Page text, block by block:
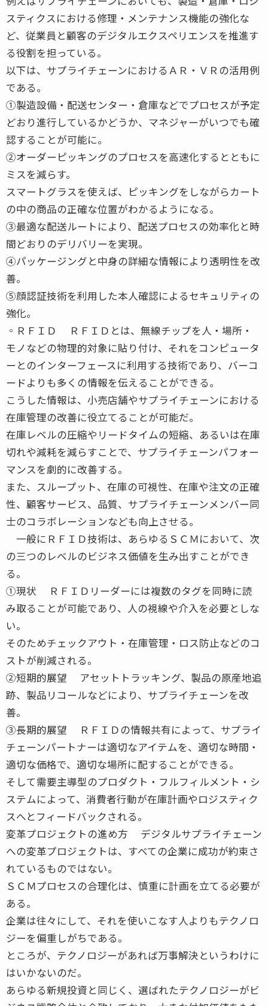
スティクスにおける修理・メンテナンス機能の強化な
ど、従業員と顧客のデジタルエクスペリエンスを推進す
る役割を担っている。
以下は、サプライチェーンにおけるＡＲ・ＶＲの活用例
である。
①製造設備・配送センター・倉庫などでプロセスが予定
どおり進行しているかどうか、マネジャーがいつでも確
認することが可能に。
②オーダーピッキングのプロセスを高速化するとともに
ミスを減らす。
スマートグラスを使えば、ピッキングをしながらカート
の中の商品の正確な位置がわかるようになる。
③最適な配送ルートにより、配送プロセスの効率化と時
間どおりのデリバリーを実現。
④パッケージングと中身の詳細な情報により透明性を改
善。
⑤顔認証技術を利用した本人確認によるセキュリティの
強化。
◦ＲＦＩＤ ＲＦＩＤとは、無線チップを人・場所・
モノなどの物理的対象に貼り付け、それをコンピュータ
ーとのインターフェースに利用する技術であり、バーコ
ードよりも多くの情報を伝えることができる。
こうした情報は、小売店舗やサプライチェーンにおける
在庫管理の改善に役立てることが可能だ。
在庫レベルの圧縮やリードタイムの短縮、あるいは在庫
切れや減耗を減らすことで、サプライチェーンパフォー
マンスを劇的に改善する。
また、スループット、在庫の可視性、在庫や注文の正確
性、顧客サービス、品質、サプライチェーンメンバー同
士のコラボレーションなども向上させる。
一般にＲＦＩＤ技術は、あらゆるＳＣＭにおいて、次
の三つのレベルのビジネス価値を生み出すことができ
る。
①現状 ＲＦＩＤリーダーには複数のタグを同時に読
み取ることが可能であり、人の視線や介入を必要としな
い。
そのためチェックアウト・在庫管理・ロス防止などのコ
ストが削減される。
②短期的展望 アセットトラッキング、製品の原産地追
跡、製品リコールなどにより、サプライチェーンを改
善。
③長期的展望 ＲＦＩＤの情報共有によって、サプライ
チェーンパートナーは適切なアイテムを、適切な時間・
適切な価格で、適切な場所に配することができる。
そして需要主導型のプロダクト・フルフィルメント・シ
ステムによって、消費者行動が在庫計画やロジスティク
スへとフィードバックされる。
変革プロジェクトの進め方 デジタルサプライチェーン
への変革プロジェクトは、すべての企業に成功が約束さ
れているものではない。
ＳＣＭプロセスの合理化は、慎重に計画を立てる必要が
ある。
企業は往々にして、それを使いこなす人よりもテクノロ
ジーを偏重しがちである。
ところが、テクノロジーがあれば万事解決というわけに
はいかないのだ。
あらゆる新規投資と同じく、選ばれたテクノロジーがビ